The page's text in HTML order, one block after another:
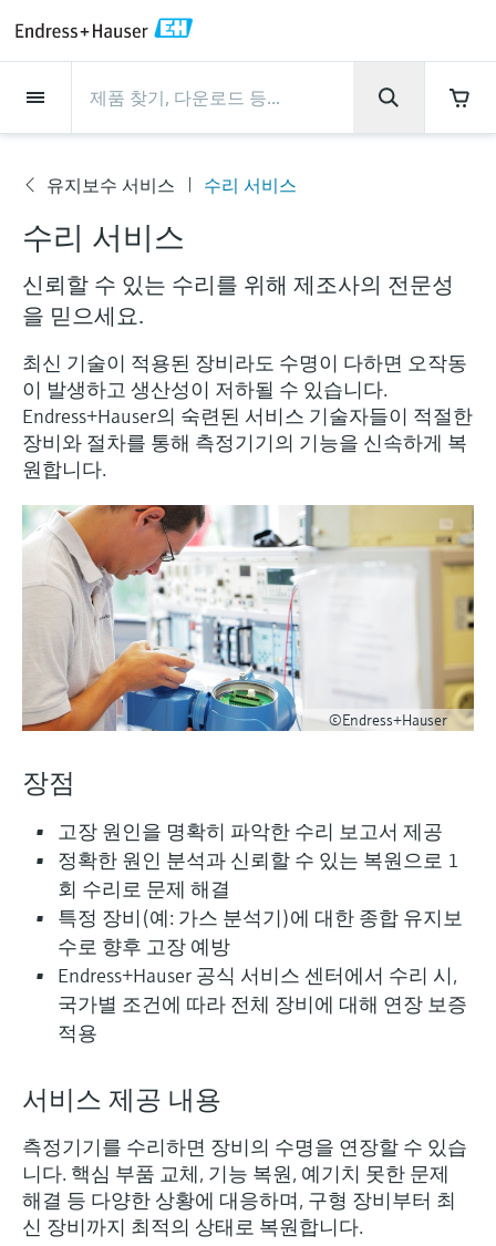
제품
Flow measurement
Level
액체 분석
온도 측정
Pressure
시스템 구성품
화학적 특성의 광학 분석
Netilion IIoT
소프트웨어
다양한 필터를 통해 적합한 제품을 쉽고 빠르
게 검색해 보세요!
어플리케이터
애플리케이션 파라미터를 사용하여 제품 검
색 및 사양 구성하기
Device Viewer
Find product-specific information and
스페어 파트 검색
신속한 계기 교체 및 수리를 위해 제품의 루
트, 혹은 오더 코드를 통해 스페어 파트를 검
색하고 계기의 세부 사항, 도면 및 조립 매뉴
얼에 손쉽게 액세스해 보시기 바랍니다.
Flow measurement
전자 유량계
코리올리스 질량 유량계
초음파 유량계
볼텍스 유량계
열 질량식 유량계
Differential pressure flow
measurement
모두 쇼핑하기
Level
Radar level measurement
Vibronic point level detection
Guided radar level measurement
Ultrasonic level measurement
Capacitance level measurement
Hydrostatic level measurement
Conductive level measurement
Float switch level measurement
Radiometric level measurement
Paddle switch level measurement
Servo level measurement
Electromechanical level
measurement
Microwave barrier level
measurement
압력을 이용한 레벨 측정
액체 분석
pH sensors & transmitters
Conductivity sensors & transmitters
Turbidity sensors & transmitters
Chlorine sensors & transmitters
Oxygen sensors & transmitters
Laboratory instruments
자동 용수 샘플러
TOC, COD & SAC analyzers
ORP sensors & transmitters
Sludge level sensors & transmitters
Nutrient analyzers & sensors
Analyzers for hardness, iron & more
프로세스 광도계
Microwave transmission
measurement
Memosens 기술
모두 쇼핑하기
온도 측정
Temperature transmitters
Industrial thermometers
써모웰
고온 온도계
위생 온도계
소형 온도계
온도 스위치
표면 온도계
케이블 프로브
멀티포인트 온도 센서
모두 쇼핑하기
Pressure
Absolute and gauge pressure
measurement
차압 변환기를 사용한 연속 압력 측
정
모두 쇼핑하기
시스템 구성품
Data managers & data loggers
프로세스 디스플레이 및 컨트롤 유
닛
WirelessHART 솔루션
게이트웨이 및 모뎀
장치 구성 태블릿
에너지 매니저 및 애플리케이션 매
서지 피뢰기
모두 쇼핑하기
화학적 특성의 광학 분석
TDLAS 및 QF 분석기
Raman 분광 분석기
배출 모니터링 솔루션
입자 측정 계기
디지털 분석기 솔루션
프로세스 가스 분석기
공기질 측정 계기
연기 감지기
가시거리 측정 계기
높이 초과 감지기
모두 쇼핑하기
Netilion IIoT
Netilion Value
Netilion Health
Netilion Analytics
Netilion Library
Netilion Inventory
Netilion Connect
Netilion Device Viewer
Netilion Water
서비스
프로젝트 및 시운전 서비스
서비스 지원 및 트레이닝
유지보수 서비스
성능 최적화 서비스
View all
프로젝트 및 시운전 서비스
계기의 시운전 서비스
산업 프로젝트 관리 서비스
워런티 연장
서비스 지원 및 트레이닝
스마트 서포트
원격 자산 모니터링
프로세스 계측 교육 과정
유지보수 서비스
검증 서비스
On-site calibration services
예방 유지보수 서비스
수리 서비스
성능 최적화 서비스
측정 성능 분석
검교정 주기 최적화
동적 설치 자산 분석
산업
식음료 산업
Water, Wastewater & Waste
Oil & Gas / Marine
Life Sciences
화학: 지속가능한 성공을 위한 파
트너십
Power & Energy
Mining, Minerals & Metals
유틸리티 - 스팀
모든 산업에 초점
산업재 시장에서의 지속 가능한 솔
디지털화를 통한 프로세스 산업의
정확한 의사결정을 보장하는 공정
투명성을 기반으로 한 운영 우수성
지원
서비스 지원
세요!
자료 다운로드
각종 운영 매뉴얼과 브로셔, 소프트웨어 업데
자료를 다운로드 받으실 수 있습니다.
배우기
교육 자료
엔드레스하우저가 제공하는 교육 자료를 통
해 역량을 강화하세요
전시회 및 세미나
엔드레스하우저는 온/오프라인 세미나, 전시
회, 트레이닝 등 고객 여러분과의 원활한 소
통을 위해 다양한 채널을 제공합니다.
회사 소개
엔드레스하우저 소개
생산 공장
핵심 역량
고객 성공 사례
뉴스 & 스토리
전시회 및 세미나
커리어
엔드레스하우저 소개
그룹 소개
한국엔드레스하우저
2024년 경영성과
그룹 경영
연혁
기업 문화와 가치
지속 가능 경영
관계사
생산 공장
Endress+Hauser Level+Pressure
Endress+Hauser Flow
Endress+Hauser Liquid Analysis
Endress+Hauser
Temperature+System Products
Endress+Hauser Digital Solutions
Endress+Hauser Optical Analysis
Endress+Hauser SICK
핵심 역량
공정 안전성
Cybersecurity
공정 자동화 프로젝트
My Endress+Hauser
전자 구매 시스템의 통합
뉴스 & 스토리
뉴스 & 스토리
모든 기사
보도자료
엔드레스하우저 스토리
미디어 라이브러리
프레스 이벤트
전시회 및 세미나
트레이닝
세미나
전시회
웨비나
서밋
네트워킹
이벤트 & 트레이닝 찾기
커리어
Explore open positions
채용 기회
More job opportunities
Job opportunities at Analytik Jena
Job opportunities with Innovative
Sensor Technology IST AG
Job opportunities at
Endress+Hauser SICK
비
스
유지보수 서비스 수리 서비스
수리 서비스
신뢰할 수 있는 수리를 위해 제조사의 전문성
을 믿으세요.
최신 기술이 적용된 장비라도 수명이 다하면 오작동
이 발생하고 생산성이 저하될 수 있습니다.
Endress+Hauser의 숙련된 서비스 기술자들이 적절한
장비와 절차를 통해 측정기기의 기능을 신속하게 복
원합니다.
©Endress+Hauser
장점
고장 원인을 명확히 파악한 수리 보고서 제공
정확한 원인 분석과 신뢰할 수 있는 복원으로 1
회 수리로 문제 해결
특정 장비(예: 가스 분석기)에 대한 종합 유지보
수로 향후 고장 예방
Endress+Hauser 공식 서비스 센터에서 수리 시,
국가별 조건에 따라 전체 장비에 대해 연장 보증
적용
서비스 제공 내용
측정기기를 수리하면 장비의 수명을 연장할 수 있습
니다. 핵심 부품 교체, 기능 복원, 예기치 못한 문제
해결 등 다양한 상황에 대응하며, 구형 장비부터 최
신 장비까지 최적의 상태로 복원합니다.